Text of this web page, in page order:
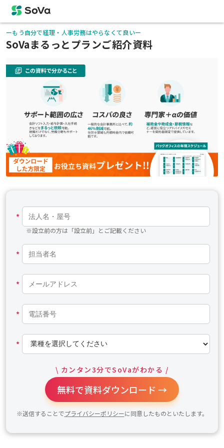
ーもう自分で経理・人事労務はやらなくて良いー
SoVaまるっとプランご紹介資料
*
※設立前の方は「設立前」とご記載ください
*
*
*
*
\ カンタン3分でSoVaがわかる /
無料で資料ダウンロード →
※送信することでプライバシーポリシーに同意したものといたします。